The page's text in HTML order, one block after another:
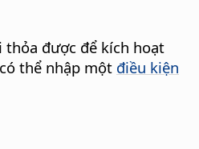
được để kích hoạt
thể nhập một điều kiện